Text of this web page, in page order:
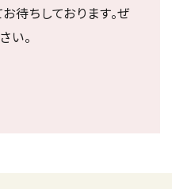
待ちしております。ぜ
い。